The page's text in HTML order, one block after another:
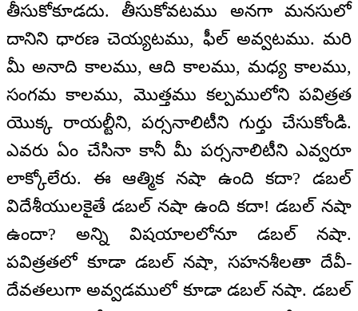
తీసుకోకూడదు. తీసుకోవటము అనగా మనసులో
దానిని ధారణ చెయ్యటము, ఫీల్ అవ్వటము. మరి
మీ అనాది కాలము, ఆది కాలము, మధ్య కాలము,
సంగమ కాలము, మొత్తము కల్పములోని పవిత్రత
యొక్క రాయల్టీని, పర్సనాలిటీని గుర్తు చేసుకోండి.
ఎవరు ఏం చేసినా కానీ మీ పర్సనాలిటీని ఎవ్వరూ
లాక్కోలేరు. ఈ ఆత్మిక నషా ఉంది కదా? డబల్
విదేశీయులకైతే డబల్ నషా ఉంది కదా! డబల్ నషా
ఉందా? అన్ని విషయాలలోనూ డబల్ నషా.
పవిత్రతలో కూడా డబల్ నషా, సహనశీలతా దేవీ-
దేవతలుగా అవ్వడములో కూడా డబల్ నషా. డబల్